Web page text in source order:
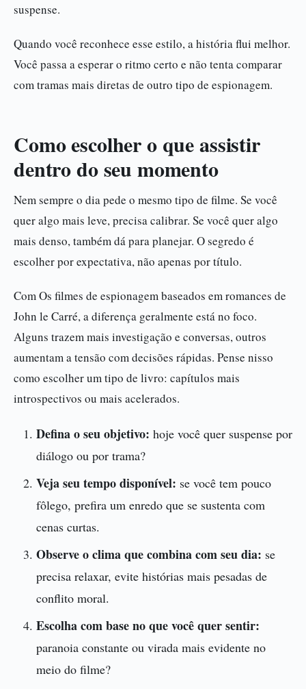
suspense.
Quando você reconhece esse estilo, a história flui melhor.
Você passa a esperar o ritmo certo e não tenta comparar
com tramas mais diretas de outro tipo de espionagem.
Como escolher o que assistir
dentro do seu momento
Nem sempre o dia pede o mesmo tipo de filme. Se você
quer algo mais leve, precisa calibrar. Se você quer algo
mais denso, também dá para planejar. O segredo é
escolher por expectativa, não apenas por título.
Com Os filmes de espionagem baseados em romances de
John le Carré, a diferença geralmente está no foco.
Alguns trazem mais investigação e conversas, outros
aumentam a tensão com decisões rápidas. Pense nisso
como escolher um tipo de livro: capítulos mais
introspectivos ou mais acelerados.
Defina o seu objetivo: hoje você quer suspense por
diálogo ou por trama?
Veja seu tempo disponível: se você tem pouco
fôlego, prefira um enredo que se sustenta com
cenas curtas.
Observe o clima que combina com seu dia: se
precisa relaxar, evite histórias mais pesadas de
conflito moral.
Escolha com base no que você quer sentir:
paranoia constante ou virada mais evidente no
meio do filme?